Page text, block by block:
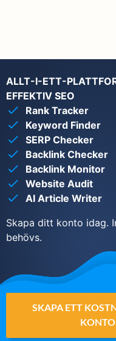
ALLT-I-ETT-
EFFEKTIV SEO
Rank Tracker
Keyword Finder
SERP Checker
Backlink Checker
Backlink Monitor
Website Audit
AI Article Writer
Skapa ditt konto idag.
behövs.
SKAPA ETT
KONTO